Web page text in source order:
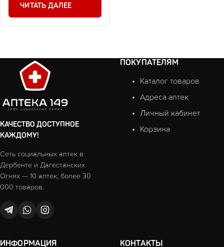
ЧИТАТЬ ДАЛЕЕ
КАЧЕСТВО ДОСТУПНОЕ
КАЖДОМУ!
Сеть социальных аптек в
Дербенте и Дагестанских
Огнях — 10 аптек, более 30
000 товаров.
ПОКУПАТЕЛЯМ
Каталог товаров
Адреса аптек
Личный кабинет
Корзина
ИНФОРМАЦИЯ КОНТАКТЫ